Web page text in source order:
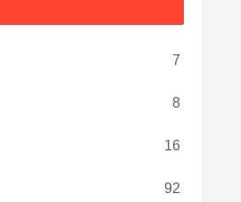
7
8
16
92